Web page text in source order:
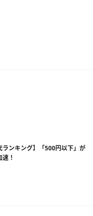
ランキング】「500円以下」が
！